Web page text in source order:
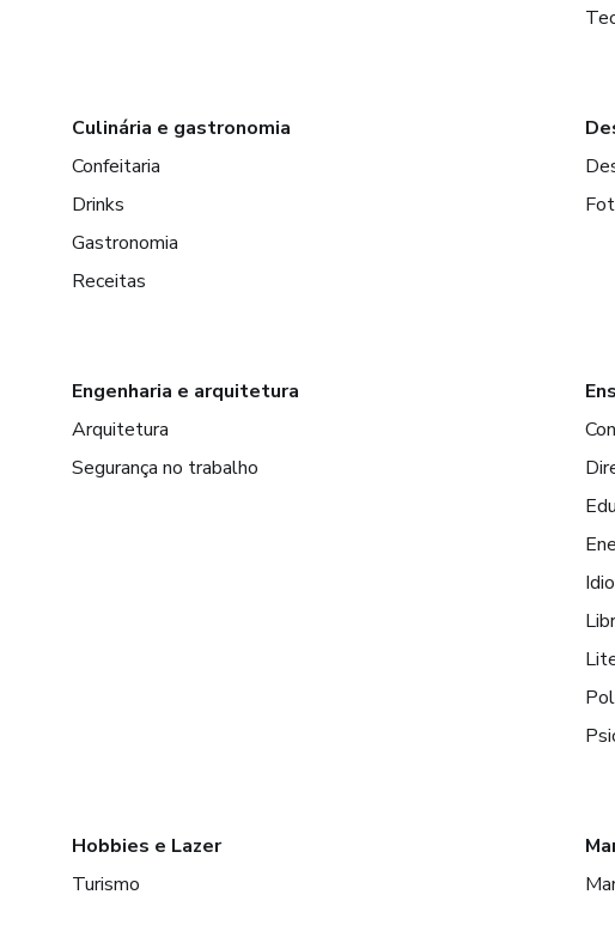
Culinária e gastronomia
Confeitaria
Drinks
Gastronomia
Receitas
Engenharia e arquitetura
Arquitetura
Segurança no trabalho
Hobbies e Lazer
Turismo